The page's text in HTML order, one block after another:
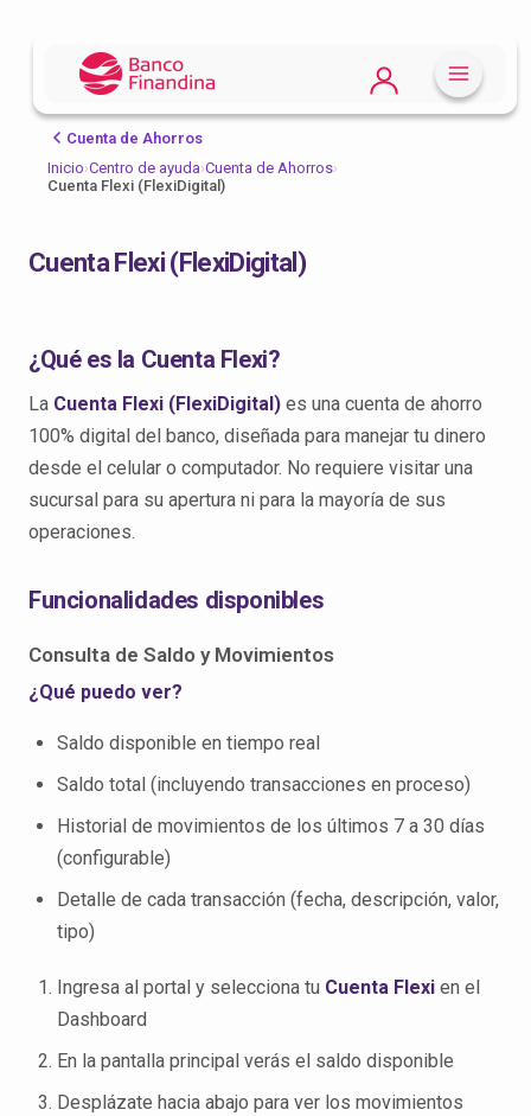
Cuenta de Ahorros
Inicio›Centro de ayuda›Cuenta de Ahorros›
Cuenta Flexi (FlexiDigital)
Cuenta Flexi (FlexiDigital)
¿Qué es la Cuenta Flexi?
La Cuenta Flexi (FlexiDigital) es una cuenta de ahorro
100% digital del banco, diseñada para manejar tu dinero
desde el celular o computador. No requiere visitar una
sucursal para su apertura ni para la mayoría de sus
operaciones.
Funcionalidades disponibles
Consulta de Saldo y Movimientos
¿Qué puedo ver?
Saldo disponible en tiempo real
Saldo total (incluyendo transacciones en proceso)
Historial de movimientos de los últimos 7 a 30 días
(configurable)
Detalle de cada transacción (fecha, descripción, valor,
tipo)
Ingresa al portal y selecciona tu Cuenta Flexi en el
Dashboard
En la pantalla principal verás el saldo disponible
Desplázate hacia abajo para ver los movimientos